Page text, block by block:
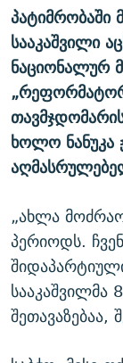
პატიმრობაში
სააკაშვილი
ნაციონალურ
ხოლო ნანუკა
„ახლა
პერიოდს.
სააკაშვილმა